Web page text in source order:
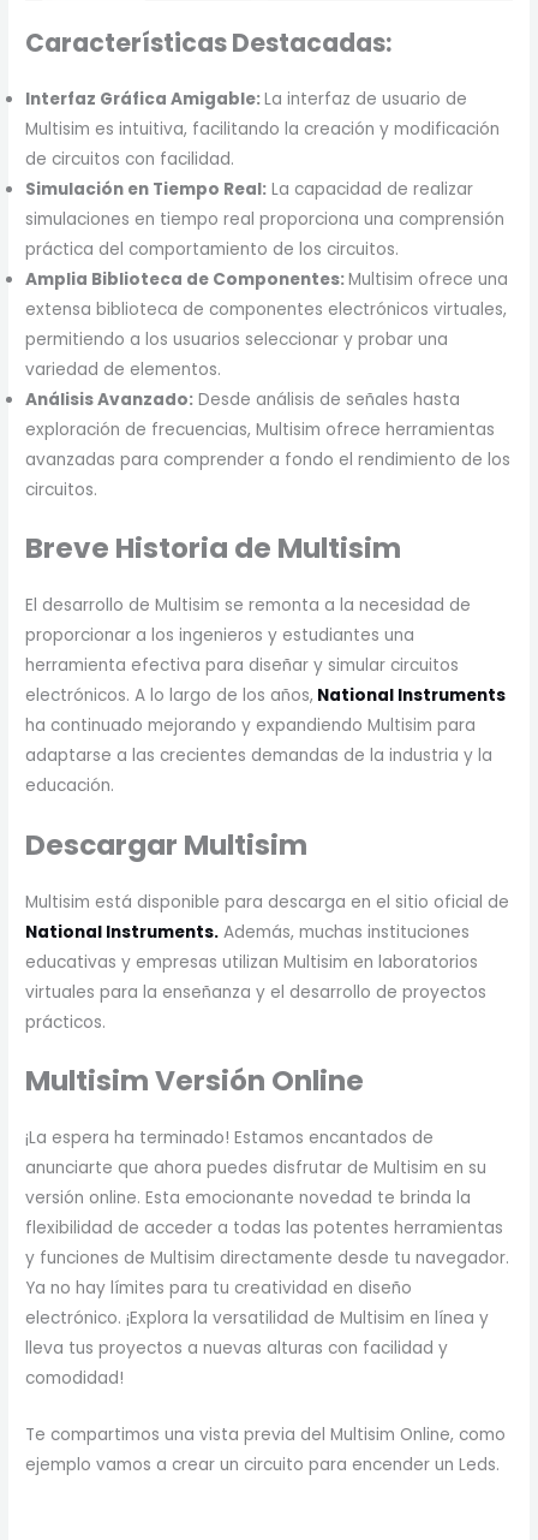
Características Destacadas:
Interfaz Gráfica Amigable:La interfaz de usuario de
Multisim es intuitiva, facilitando la creación y modificación
de circuitos con facilidad.
Simulación en Tiempo Real: La capacidad de realizar
simulaciones en tiempo real proporciona una comprensión
práctica del comportamiento de los circuitos.
Amplia Biblioteca de Componentes:Multisim ofrece una
extensa biblioteca de componentes electrónicos virtuales,
permitiendo a los usuarios seleccionar y probar una
variedad de elementos.
Análisis Avanzado: Desde análisis de señales hasta
exploración de frecuencias, Multisim ofrece herramientas
avanzadas para comprender a fondo el rendimiento de los
circuitos.
Breve Historia de Multisim
El desarrollo de Multisim se remonta a la necesidad de
proporcionar a los ingenieros y estudiantes una
herramienta efectiva para diseñar y simular circuitos
electrónicos. A lo largo de los años, National Instruments
ha continuado mejorando y expandiendo Multisim para
adaptarse a las crecientes demandas de la industria y la
educación.
Descargar Multisim
Multisim está disponible para descarga en el sitio oficial de
National Instruments. Además, muchas instituciones
educativas y empresas utilizan Multisim en laboratorios
virtuales para la enseñanza y el desarrollo de proyectos
prácticos.
Multisim Versión Online
¡La espera ha terminado! Estamos encantados de
anunciarte que ahora puedes disfrutar de Multisim en su
versión online. Esta emocionante novedad te brinda la
flexibilidad de acceder a todas las potentes herramientas
y funciones de Multisim directamente desde tu navegador.
Ya no hay límites para tu creatividad en diseño
electrónico. ¡Explora la versatilidad de Multisim en línea y
lleva tus proyectos a nuevas alturas con facilidad y
comodidad!
Te compartimos una vista previa del Multisim Online, como
ejemplo vamos a crear un circuito para encender un Leds.